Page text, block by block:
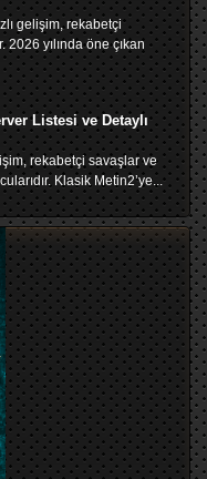
gelişim, rekabetçi
yılında öne çıkan
Listesi ve Detaylı
rekabetçi savaşlar ve
Klasik Metin2’ye...